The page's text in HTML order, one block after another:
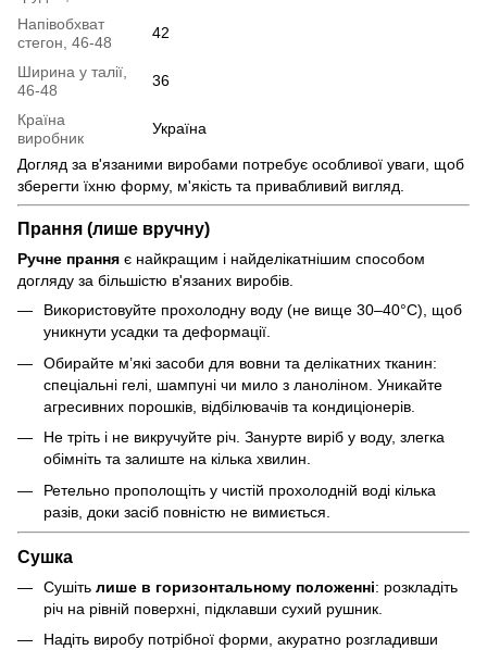
Напівобхват
стегон, 46-48
42
Ширина у талії,
46-48
36
Країна
виробник
Україна
Догляд за в'язаними виробами потребує особливої уваги, щоб
зберегти їхню форму, м'якість та привабливий вигляд.
Прання (лише вручну)
Ручне прання є найкращим і найделікатнішим способом
догляду за більшістю в'язаних виробів.
Використовуйте прохолодну воду (не вище 30–40°C), щоб
уникнути усадки та деформації.
Обирайте м’які засоби для вовни та делікатних тканин:
спеціальні гелі, шампуні чи мило з ланоліном. Уникайте
агресивних порошків, відбілювачів та кондиціонерів.
Не тріть і не викручуйте річ. Занурте виріб у воду, злегка
обімніть та залиште на кілька хвилин.
Ретельно прополощіть у чистій прохолодній воді кілька
разів, доки засіб повністю не вимиється.
Сушка
Сушіть лише в горизонтальному положенні: розкладіть
річ на рівній поверхні, підклавши сухий рушник.
Надіть виробу потрібної форми, акуратно розгладивши